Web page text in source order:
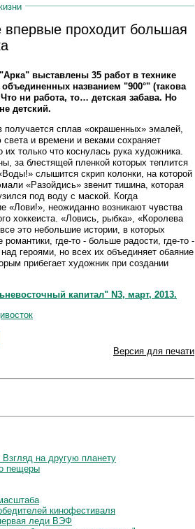
проходит большая
выставлены 35 работ в технике
названием "900°" (такова
ни работа, то… детская забава. Но
детский.
получается сплав «окрашенных» эмалей,
и времени и веками сохраняет
их только что коснулась рука художника.
за блестящей пленкой которых теплится
слышится скрип колонки, на которой
«Разойдись» звенит тишина, которая
под воду с маской. Когда
«Лови!», неожиданно возникают чувства
хоккеиста. «Ловись, рыбка», «Королева
это небольшие истории, в которых
романтики, где-то - больше радости, где-то -
над героями, но всех их объединяет обаяние
прибегает художник при создании
капитал" N3, март, 2013.
Версия для печати
на другую планету
пещеры
кинофестиваля
леди ВЭФ